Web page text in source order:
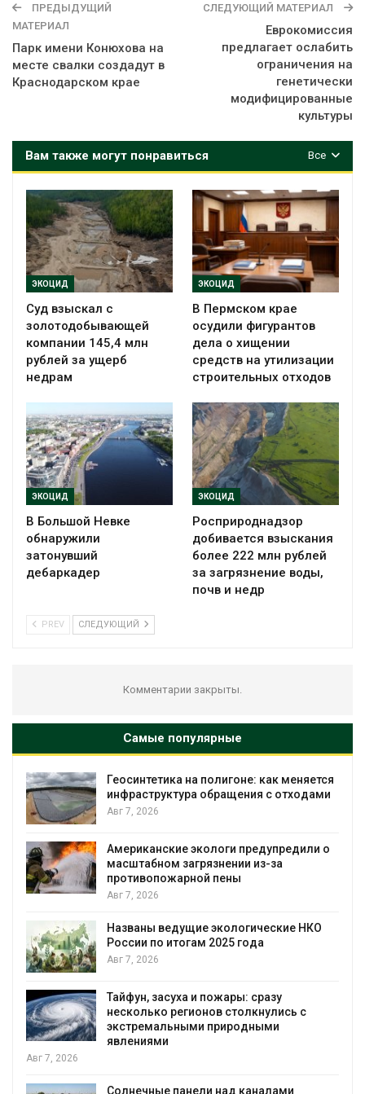
ПРЕДЫДУЩИЙ
МАТЕРИАЛ
Парк имени Конюхова на
месте свалки создадут в
Краснодарском крае
СЛЕДУЮЩИЙ МАТЕРИАЛ
Еврокомиссия
предлагает ослабить
ограничения на
генетически
модифицированные
культуры
Все
Вам также могут понравиться
ЭКОЦИД
Суд взыскал с
золотодобывающей
компании 145,4 млн
рублей за ущерб
недрам
ЭКОЦИД
В Пермском крае
осудили фигурантов
дела о хищении
средств на утилизации
строительных отходов
ЭКОЦИД
В Большой Невке
обнаружили
затонувший
дебаркадер
ЭКОЦИД
Росприроднадзор
добивается взыскания
более 222 млн рублей
за загрязнение воды,
почв и недр
PREV СЛЕДУЮЩИЙ
Комментарии закрыты.
Самые популярные
Геосинтетика на полигоне: как меняется
инфраструктура обращения с отходами
Авг 7, 2026
Американские экологи предупредили о
масштабном загрязнении из-за
противопожарной пены
Авг 7, 2026
Названы ведущие экологические НКО
России по итогам 2025 года
Авг 7, 2026
Тайфун, засуха и пожары: сразу
несколько регионов столкнулись с
экстремальными природными
явлениями
Авг 7, 2026
Солнечные панели над каналами